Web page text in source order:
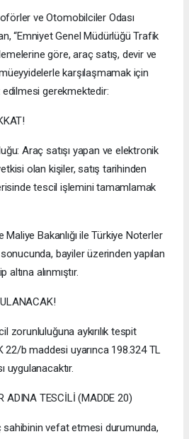
ve Otomobilciler Odası
“Emniyet Genel Müdürlüğü Trafik
göre, araç satış, devir ve
karşılaşmamak için
edilmesi gerekmektedir:
Araç satışı yapan ve elektronik
olan kişiler, satış tarihinden
tescil işlemini tamamlamak
Maliye Bakanlığı ile Türkiye Noterler
bayiler üzerinden yapılan
alınmıştır.
zorunluluğuna aykırılık tespit
22/b maddesi uyarınca 198.324 TL
uygulanacaktır.
ADINA TESCİLİ (MADDE 20)
sahibinin vefat etmesi durumunda,